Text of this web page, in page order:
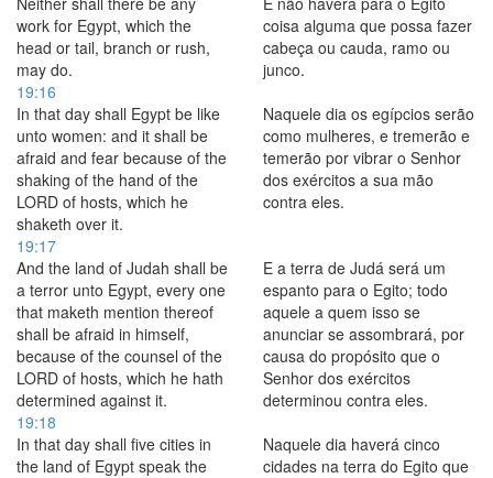
work for Egypt, which the
head or tail, branch or rush,
may do.
coisa alguma que possa fazer
cabeça ou cauda, ramo ou
junco.
19:16
In that day shall Egypt be like
unto women: and it shall be
afraid and fear because of the
shaking of the hand of the
LORD of hosts, which he
shaketh over it.
Naquele dia os egípcios serão
como mulheres, e tremerão e
temerão por vibrar o Senhor
dos exércitos a sua mão
contra eles.
19:17
And the land of Judah shall be
a terror unto Egypt, every one
that maketh mention thereof
shall be afraid in himself,
because of the counsel of the
LORD of hosts, which he hath
determined against it.
E a terra de Judá será um
espanto para o Egito; todo
aquele a quem isso se
anunciar se assombrará, por
causa do propósito que o
Senhor dos exércitos
determinou contra eles.
19:18
In that day shall five cities in
the land of Egypt speak the
Naquele dia haverá cinco
cidades na terra do Egito que